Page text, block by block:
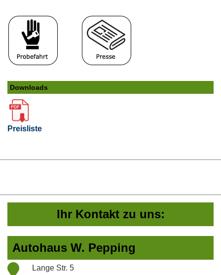
Downloads
Preisliste
Ihr Kontakt zu uns:
Autohaus W. Pepping
Lange Str. 5